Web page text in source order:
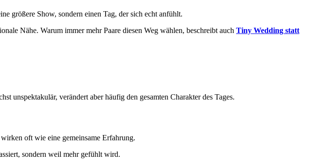
größere Show, sondern einen Tag, der sich echt anfühlt.
Nähe. Warum immer mehr Paare diesen Weg wählen, beschreibt auch Tiny Wedding statt
unspektakulär, verändert aber häufig den gesamten Charakter des Tages.
oft wie eine gemeinsame Erfahrung.
sondern weil mehr gefühlt wird.